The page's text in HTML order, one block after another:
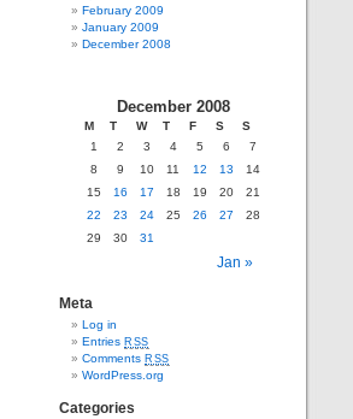
February 2009
January 2009
December 2008
December 2008
M T W T F S S
Jan »
1 2 3 4 5 6
7
8
9 10 11 12 13
14
15
16 17 18 19 20
21
22
23 24 25 26 27
28
29
30 31
Meta
Log in
Entries RSS
Comments RSS
WordPress.org
Categories